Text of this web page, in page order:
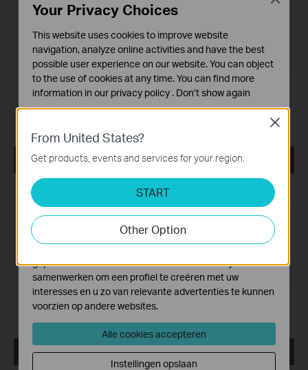
Besturingssysteem: Mac OS 12.5
Newly support the G.hn products like
PG2400P/PG2405P/PG1200;
tpPLC_ Utility _Windows 7/8/8.1/10/11
Publicatiedatum: 2022-06-27
Taal:Meertalig
Bestandsgrootte:72.37 MB
Besturingssysteem: Windows 7/8/8.1/10/11
Modification and bug fixes:
Compatible with the new G.hn PLC models
tpPLC_ Utility _Windows 7/8/8.1/10/11
From United States?
Get products, events and services for your region.
START
Other Option
Close
Your Privacy Choices
This website uses cookies to improve website
navigation, analyze online activities and have the best
possible user experience on our website. You can object
to the use of cookies at any time. You can find more
information in our privacy policy . Don’t show again
Deze cookies zijn noodzakelijk voor de werking van de
website en kunnen niet worden uitgeschakeld.
Cookies voor analyse geven ons de mogelijkheid uw
activiteiten op onze website te volgen en zo de
functionaliteit van de website aan te passen en te
verbeteren.
Marketing cookies kunnen op onze website worden
geplaatst door externe adverteerders waar wij mee
samenwerken om een profiel te creëren met uw
interesses en u zo van relevante advertenties te kunnen
voorzien op andere websites.
Alle cookies accepteren
Instellingen opslaan